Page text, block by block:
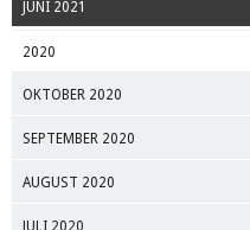
JUNI 2021
2020
OKTOBER 2020
SEPTEMBER 2020
AUGUST 2020
JULI 2020